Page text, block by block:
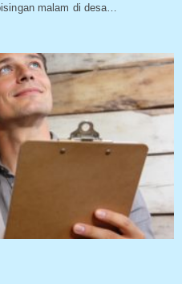
malam di desa…